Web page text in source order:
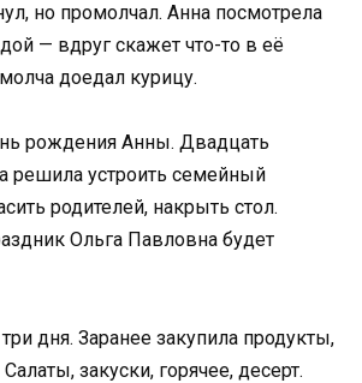
но промолчал. Анна посмотрела
— вдруг скажет что-то в её
доедал курицу.
рождения Анны. Двадцать
решила устроить семейный
родителей, накрыть стол.
Ольга Павловна будет
дня. Заранее закупила продукты,
закуски, горячее, десерт.